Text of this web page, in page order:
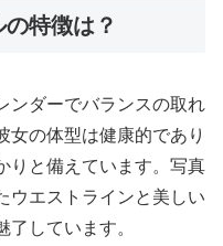
特徴は？
ンダーでバランスの取れ
女の体型は健康的であり
りと備えています。写真
ウエストラインと美しい
しています。